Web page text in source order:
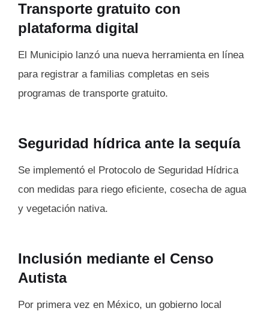
Transporte gratuito con
plataforma digital
El Municipio lanzó una nueva herramienta en línea
para registrar a familias completas en seis
programas de transporte gratuito.
Seguridad hídrica ante la sequía
Se implementó el Protocolo de Seguridad Hídrica
con medidas para riego eficiente, cosecha de agua
y vegetación nativa.
Inclusión mediante el Censo
Autista
Por primera vez en México, un gobierno local